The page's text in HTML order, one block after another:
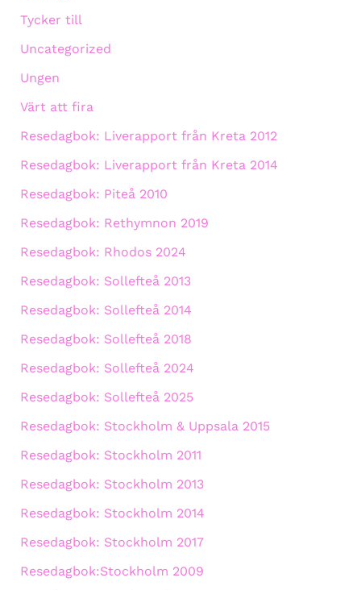
Tycker till
Uncategorized
Ungen
Värt att fira
Resedagbok: Liverapport från Kreta 2012
Resedagbok: Liverapport från Kreta 2014
Resedagbok: Piteå 2010
Resedagbok: Rethymnon 2019
Resedagbok: Rhodos 2024
Resedagbok: Sollefteå 2013
Resedagbok: Sollefteå 2014
Resedagbok: Sollefteå 2018
Resedagbok: Sollefteå 2024
Resedagbok: Sollefteå 2025
Resedagbok: Stockholm & Uppsala 2015
Resedagbok: Stockholm 2011
Resedagbok: Stockholm 2013
Resedagbok: Stockholm 2014
Resedagbok: Stockholm 2017
Resedagbok:Stockholm 2009